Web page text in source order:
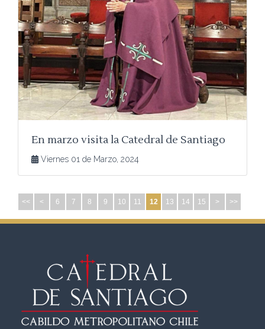
En marzo visita la Catedral de Santiago
Viernes 01 de Marzo, 2024
<< < 6 7 8 9 10 11 12 13 14 15 > >>